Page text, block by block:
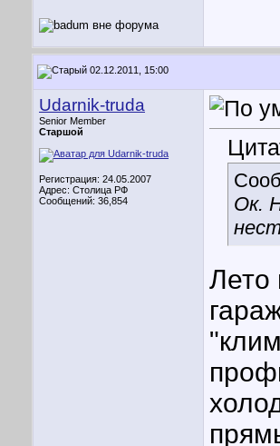
02.12.2011, 15:00
Udarnik-truda
Senior Member
Старшой
Регистрация: 24.05.2007
Адрес: Столица РФ
Сообщений: 36,854
Ок.
Лето